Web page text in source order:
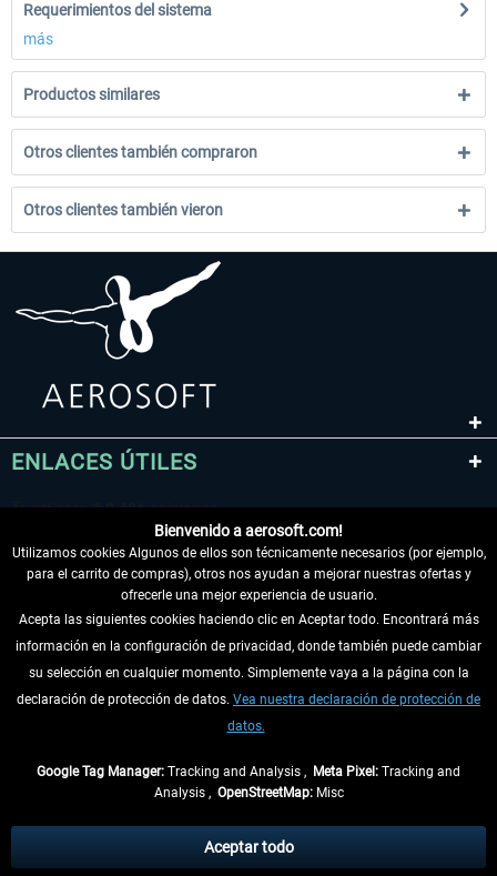
Requerimientos del sistema
más
Productos similares
Otros clientes también compraron
Otros clientes también vieron
ENLACES ÚTILES
DESISTIR DEL CONTRATO
INFORMACIÓN
tasas de recepción si no se describe lo contrario
** De aplicación a envíos dentro de Alemania. Los plazos de envío para los
Bienvenido a aerosoft.com!
Utilizamos cookies Algunos de ellos son técnicamente necesarios (por ejemplo,
para el carrito de compras), otros nos ayudan a mejorar nuestras ofertas y
ofrecerle una mejor experiencia de usuario.
Acepta las siguientes cookies haciendo clic en Aceptar todo. Encontrará más
información en la configuración de privacidad, donde también puede cambiar
su selección en cualquier momento. Simplemente vaya a la página con la
declaración de protección de datos. Vea nuestra declaración de protección de
datos.
Google Tag Manager: Tracking and Analysis , Meta Pixel: Tracking and
Analysis , OpenStreetMap:Misc
Aceptar todo